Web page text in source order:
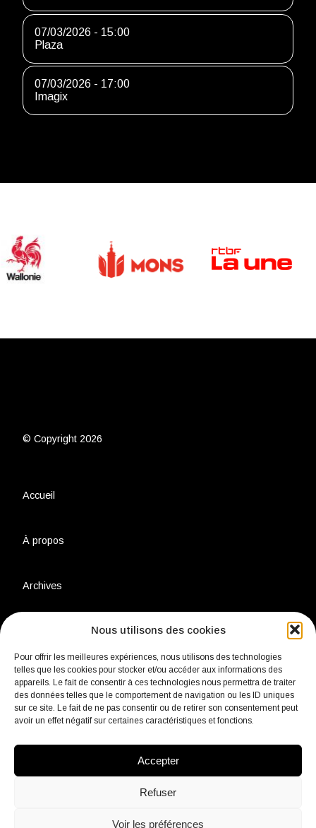
Nous utilisons des cookies
Pour offrir les meilleures expériences, nous utilisons des technologies
telles que les cookies pour stocker et/ou accéder aux informations des
appareils. Le fait de consentir à ces technologies nous permettra de traiter
des données telles que le comportement de navigation ou les ID uniques
sur ce site. Le fait de ne pas consentir ou de retirer son consentement peut
avoir un effet négatif sur certaines caractéristiques et fonctions.
Accepter
Refuser
Voir les préférences
07/03/2026 - 15:00
Plaza
07/03/2026 - 17:00
Imagix
© Copyright 2026
Accueil
À propos
Archives
Charte environnementale
Politique de confidentialité
Mentions légales